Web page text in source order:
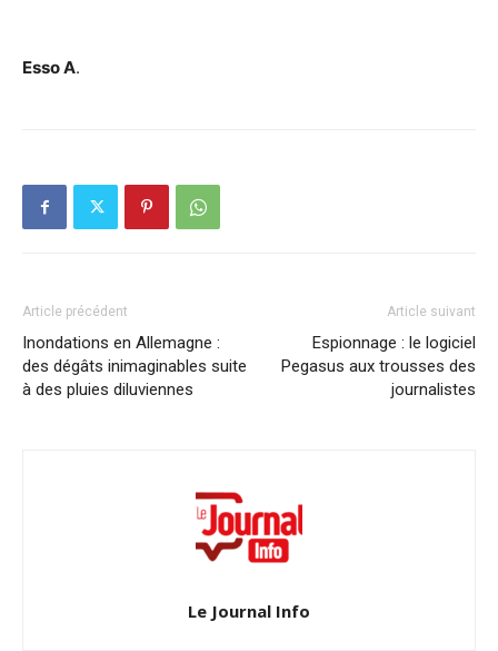
Esso A.
Article précédent
Inondations en Allemagne :
des dégâts inimaginables suite
à des pluies diluviennes
Article suivant
Espionnage : le logiciel
Pegasus aux trousses des
journalistes
Le Journal Info